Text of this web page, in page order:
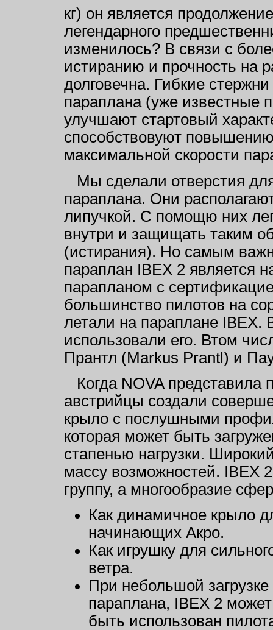
кг) он является
легендарного
изменилось? В связи с
истиранию и прочность на
долговечна. Гибкие
параплана (уже известные
улучшают стартовый
способствовуют
максимальной скорости
Мы сделали отверстия
параплана. Они
липучкой. С помощю них
внутри и защищать таким
(истирания). Но самым
параплан IBEX 2 является
парапланом с
большинство пилотов на
летали на параплане IBEX.
использовали его. Втом
Прантл (Markus Prantl) и
Когда NOVA представила
австрийцы создали
крыло с послушными
которая может быть
стапенью нагрузки.
массу возможностей. IBEX
группу, а многообразие
Как динамичное крыло
начинающих Акро.
Как игрушку для
ветра.
При небольшой загрузке
параплана, IBEX 2 может
быть использован